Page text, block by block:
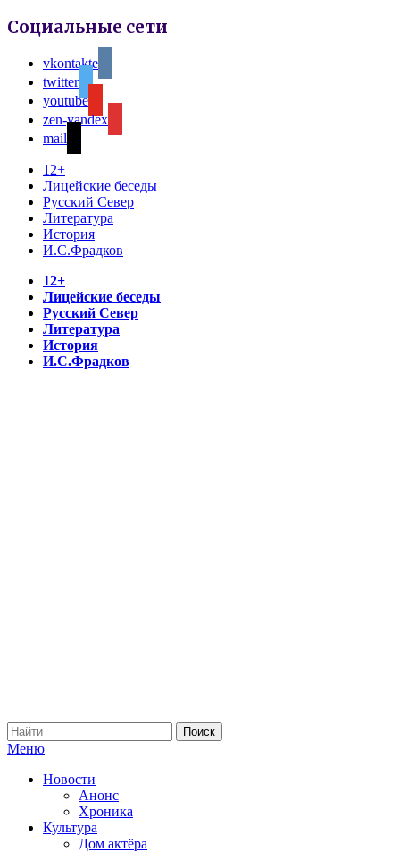
Социальные сети
vkontakte
twitter
youtube
zen-yandex
mail
12+
Лицейские беседы
Русский Север
Литература
История
И.С.Фрадков
12+
Лицейские беседы
Русский Север
Литература
История
И.С.Фрадков
Меню
Новости
Анонс
Хроника
Культура
Дом актёра